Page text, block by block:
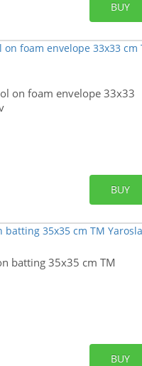
BUY
on foam envelope 33x33
BUY
batting 35x35 cm TM
BUY